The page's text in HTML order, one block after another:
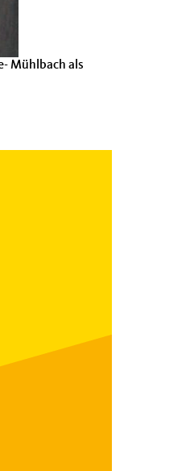
Mühlbach als